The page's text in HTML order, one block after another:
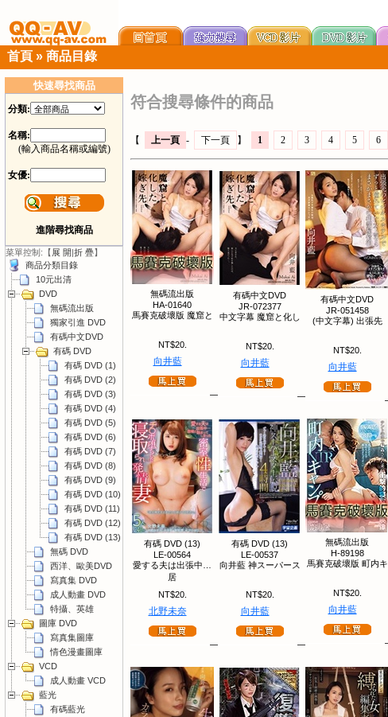
首頁 » 商品目錄
快速尋找商品
分類:
名稱:
(輸入商品名稱或編號)
女優:
進階尋找商品
菜單控制:【展 開|折 疊】
商品分類目錄
10元出清
DVD
無碼流出版
獨家引進 DVD
有碼中文DVD
有碼 DVD
有碼 DVD (1)
有碼 DVD (2)
有碼 DVD (3)
有碼 DVD (4)
有碼 DVD (5)
有碼 DVD (6)
有碼 DVD (7)
有碼 DVD (8)
有碼 DVD (9)
有碼 DVD (10)
有碼 DVD (11)
有碼 DVD (12)
有碼 DVD (13)
無碼 DVD
西洋、歐美DVD
寫真集 DVD
成人動畫 DVD
特攝、英雄
圖庫 DVD
寫真集圖庫
情色漫畫圖庫
VCD
成人動畫 VCD
藍光
有碼藍光
符合搜尋條件的商品
【 上一頁 - 下一頁 】 1 2 3 4 5 6
無碼流出版
HA-01640
馬賽克破壞版 魔窟と
NT$20.
向井藍
有碼中文DVD
JR-072377
中文字幕 魔窟と化し
NT$20.
向井藍
有碼中文DVD
JR-051458
(中文字幕) 出張先
NT$20.
向井藍
有碼 DVD (13)
LE-00564
愛する夫は出張中…
居
NT$20.
北野未奈
有碼 DVD (13)
LE-00537
向井藍 神スーパース
NT$20.
向井藍
無碼流出版
H-89198
馬賽克破壞版 町内キ
NT$20.
向井藍